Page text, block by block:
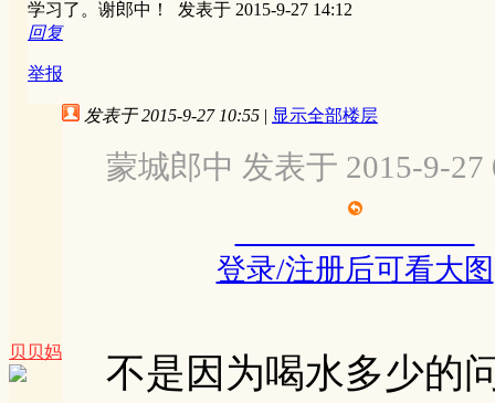
学习了。谢郎中！ 发表于 2015-9-27 14:12
回复
举报
贝贝妈
发表于 2015-9-27 10:55 | 显示全部楼层
蒙城郎中 发表于 2015-9-27
登录/注册后可看大图
不是因为喝水多少的